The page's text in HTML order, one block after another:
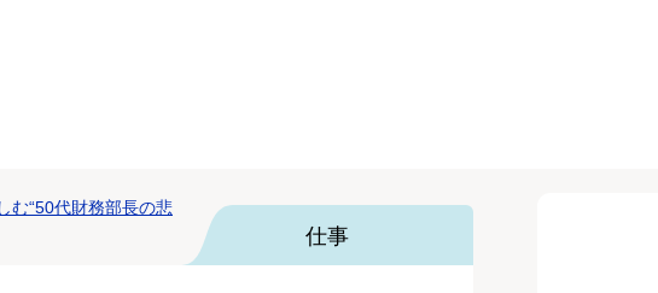
む“50代財務部長の悲
仕事